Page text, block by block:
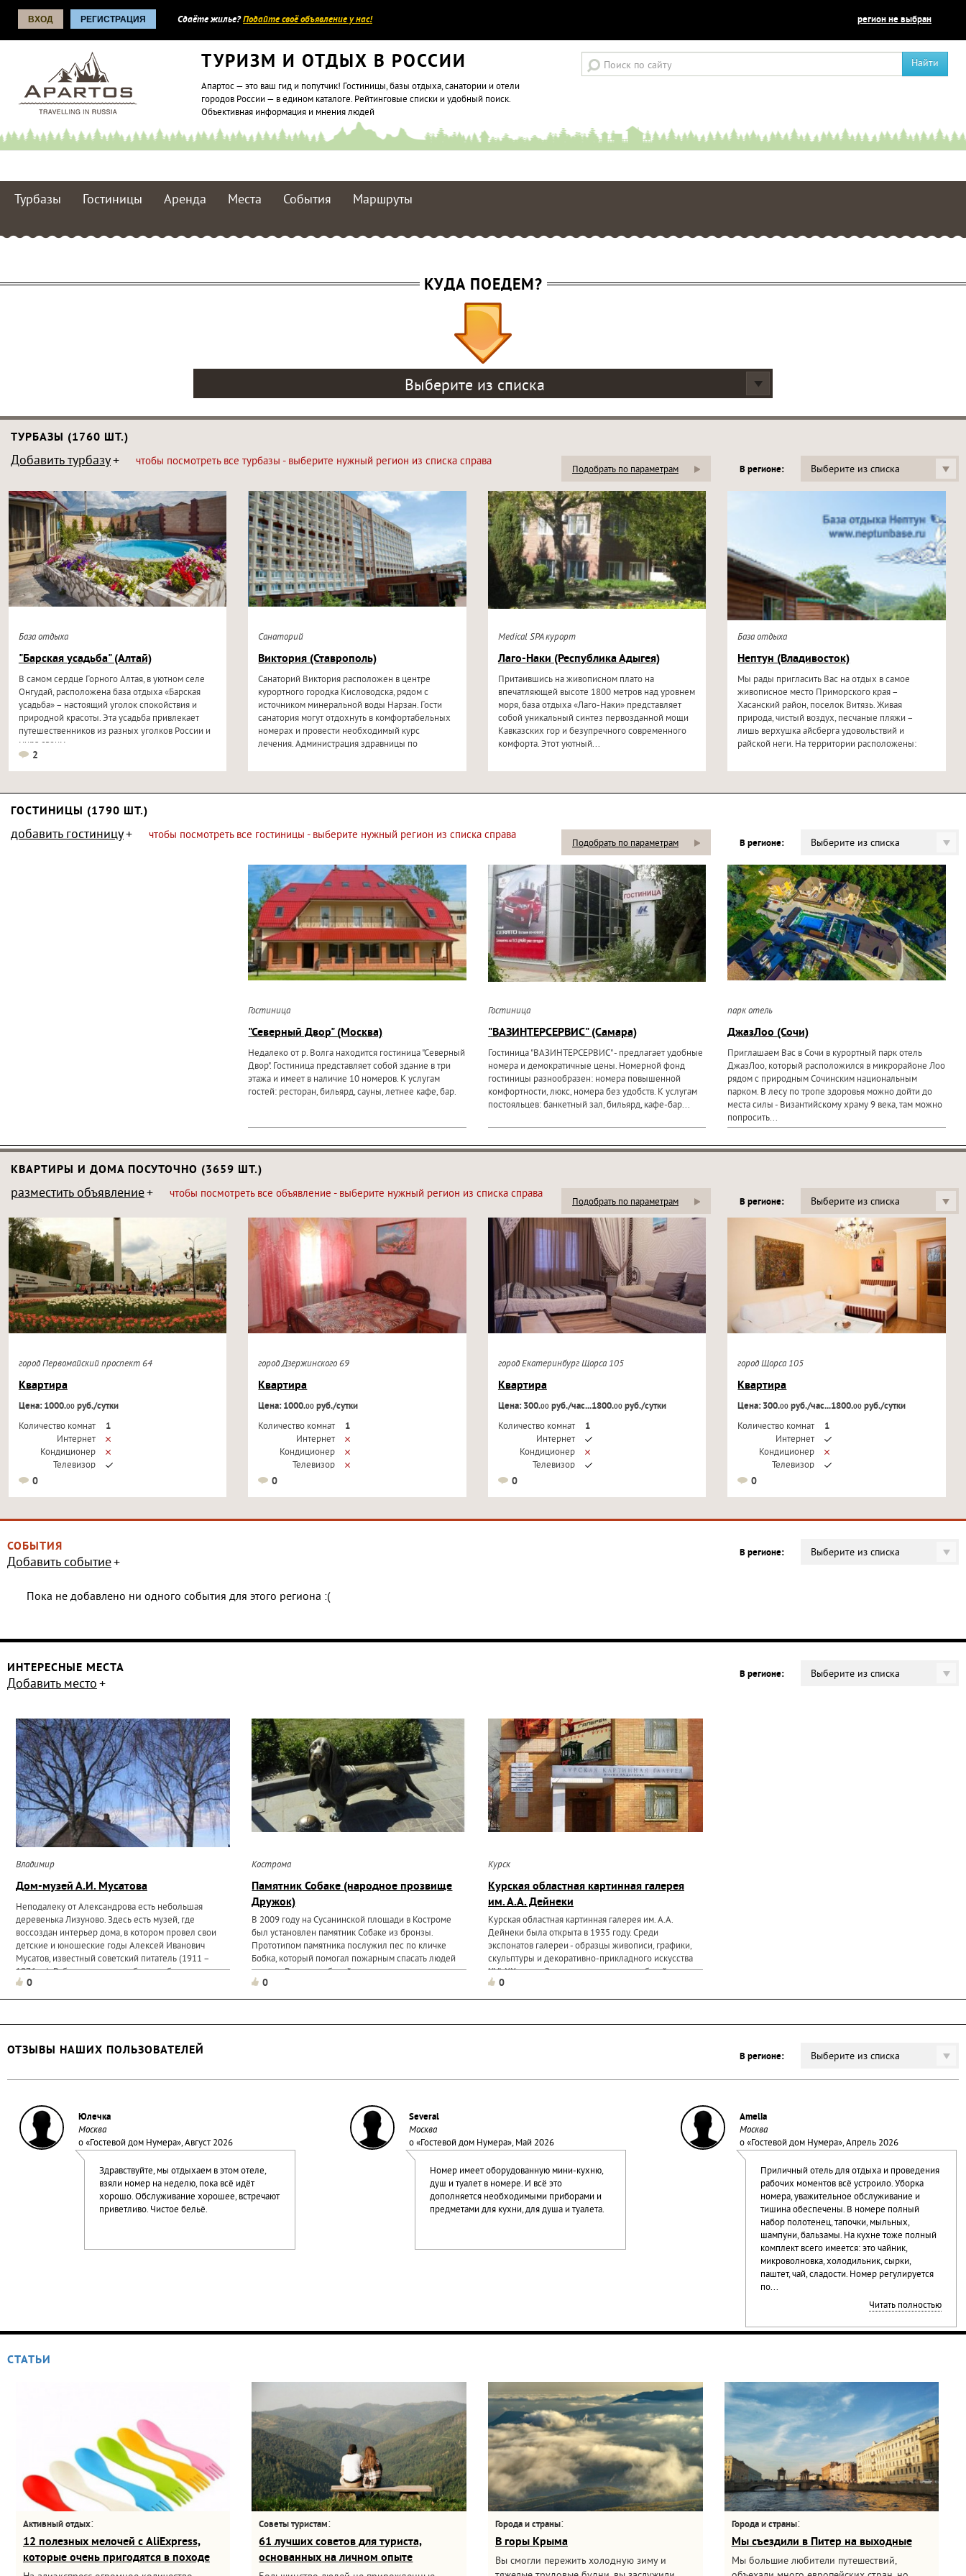
ВХОД РЕГИСТРАЦИЯ Сдаёте жилье?Подайте своё объявление у нас! регион не выбран
ТУРИЗМ И ОТДЫХ В РОССИИ
Апартос — это ваш гид и попутчик! Гостиницы, базы отдыха, санатории и отели
городов России — в едином каталоге. Рейтинговые списки и удобный поиск.
Объективная информация и мнения людей
Найти
Турбазы Гостиницы Аренда Места События Маршруты
КУДА ПОЕДЕМ?
Выберите из списка
ТУРБАЗЫ (1760 ШТ.)
Добавить турбазу чтобы посмотреть все турбазы - выберите нужный регион из списка справа
Подобрать по параметрам В регионе: Выберите из списка
База отдыха
"Барская усадьба" (Алтай)
В самом сердце Горного Алтая, в уютном селе
Онгудай, расположена база отдыха «Барская
усадьба» – настоящий уголок спокойствия и
природной красоты. Эта усадьба привлекает
путешественников из разных уголков России и
мира своим...
2
Санаторий
Виктория (Ставрополь)
Санаторий Виктория расположен в центре
курортного городка Кисловодска, рядом с
источником минеральной воды Нарзан. Гости
санатория могут отдохнуть в комфортабельных
номерах и провести необходимый курс
лечения. Администрация здравницы по
Medical SPA курорт
Лаго-Наки (Республика Адыгея)
Притаившись на живописном плато на
впечатляющей высоте 1800 метров над уровнем
моря, база отдыха «Лаго-Наки» представляет
собой уникальный синтез первозданной мощи
Кавказских гор и безупречного современного
комфорта. Этот уютный...
База отдыха
Нептун (Владивосток)
Мы рады пригласить Вас на отдых в самое
живописное место Приморского края –
Хасанский район, поселок Витязь. Живая
природа, чистый воздух, песчаные пляжи –
лишь верхушка айсберга удовольствий и
райской неги. На территории расположены:
ГОСТИНИЦЫ (1790 ШТ.)
добавить гостиницу чтобы посмотреть все гостиницы - выберите нужный регион из списка справа
Подобрать по параметрам В регионе: Выберите из списка
Гостиница
"Северный Двор" (Москва)
Недалеко от р. Волга находится гостиница "Северный
Двор". Гостиница представляет собой здание в три
этажа и имеет в наличие 10 номеров. К услугам
гостей: ресторан, бильярд, сауны, летнее кафе, бар.
Гостиница
"ВАЗИНТЕРСЕРВИС" (Самара)
Гостиница "ВАЗИНТЕРСЕРВИС" - предлагает удобные
номера и демократичные цены. Номерной фонд
гостиницы разнообразен: номера повышенной
комфортности, люкс, номера без удобств. К услугам
постояльцев: банкетный зал, бильярд, кафе-бар...
парк отель
ДжазЛоо (Сочи)
Приглашаем Вас в Сочи в курортный парк отель
ДжазЛоо, который расположился в микрорайоне Лоо
рядом с природным Сочинским национальным
парком. В лесу по тропе здоровья можно дойти до
места силы - Византийскому храму 9 века, там можно
попросить...
КВАРТИРЫ И ДОМА ПОСУТОЧНО (3659 ШТ.)
разместить объявление чтобы посмотреть все объявление - выберите нужный регион из списка справа
Подобрать по параметрам В регионе: Выберите из списка
город Первомайский проспект 64
Квартира
Цена: 1000.00руб./сутки
Количество комнат
1
Интернет
Кондиционер
Телевизор
0
город Дзержинского 69
Квартира
Цена: 1000.00 руб./сутки
Количество комнат
1
Интернет
Кондиционер
Телевизор
0
город Екатеринбург Щорса 105
Квартира
Цена: 300.00руб./час...1800.00руб./сутки
Количество комнат
1
Интернет
Кондиционер
Телевизор
0
город Щорса 105
Квартира
Цена: 300.00 руб./час...1800.00 руб./сутки
Количество комнат
1
Интернет
Кондиционер
Телевизор
0
СОБЫТИЯ
Добавить событие
В регионе: Выберите из списка
Пока не добавлено ни одного события для этого региона :(
ИНТЕРЕСНЫЕ МЕСТА
Добавить место
В регионе: Выберите из списка
Владимир
Дом-музей А.И. Мусатова
Неподалеку от Александрова есть небольшая
деревенька Лизуново. Здесь есть музей, где
воссоздан интерьер дома, в котором провел свои
детские и юношеские годы Алексей Иванович
Мусатов, известный советский питатель (1911 –
1976 гг.). Работники музея собрали и бережно
хранят личные вещи...
0
Кострома
Памятник Собаке (народное прозвище
Дружок)
В 2009 году на Сусанинской площади в Костроме
был установлен памятник Собаке из бронзы.
Прототипом памятника послужил пес по кличке
Бобка, который помогал пожарным спасать людей
из огня. Рядом с собакой установлена копилка, все
средства идут в Центр поддержки бездомных
животных. Памятник был...
0
Курск
Курская областная картинная галерея
им. А.А. Дейнеки
Курская областная картинная галерея им. А.А.
Дейнеки была открыта в 1935 году. Среди
экспонатов галереи - образцы живописи, графики,
скульптуры и декоративно-прикладного искусства
XVI-XX веков. Экспозиционные залы общей
площадью более 360м2 вмещают в себя более 8000
экспонатов. Наиболее ценными из...
0
ОТЗЫВЫ НАШИХ ПОЛЬЗОВАТЕЛЕЙ В регионе: Выберите из списка
Юлечка
Москва
о «Гостевой дом Нумера», Август 2026
Здравствуйте, мы отдыхаем в этом отеле,
взяли номер на неделю, пока всё идёт
хорошо. Обслуживание хорошее, встречают
приветливо. Чистое бельё.
Several
Москва
о «Гостевой дом Нумера», Май 2026
Номер имеет оборудованную мини-кухню,
душ и туалет в номере. И всё это
дополняется необходимыми приборами и
предметами для кухни, для душа и туалета.
Amelia
Москва
о «Гостевой дом Нумера», Апрель 2026
Приличный отель для отдыха и проведения
рабочих моментов всё устроило. Уборка
номера, уважительное обслуживание и
тишина обеспечены. В номере полный
набор полотенец, тапочки, мыльных,
шампуни, бальзамы. На кухне тоже полный
комплект всего имеется: это чайник,
микроволновка, холодильник, сырки,
паштет, чай, сладости. Номер регулируется
по...
Читать полностью
СТАТЬИ
Активный отдых:
12 полезных мелочей с AliExpress,
которые очень пригодятся в походе
Советы туристам:
61 лучших советов для туриста,
основанных на личном опыте
Города и страны:
В горы Крыма
Вы смогли пережить холодную зиму и
Города и страны:
Мы съездили в Питер на выходные
Мы большие любители путешествий,